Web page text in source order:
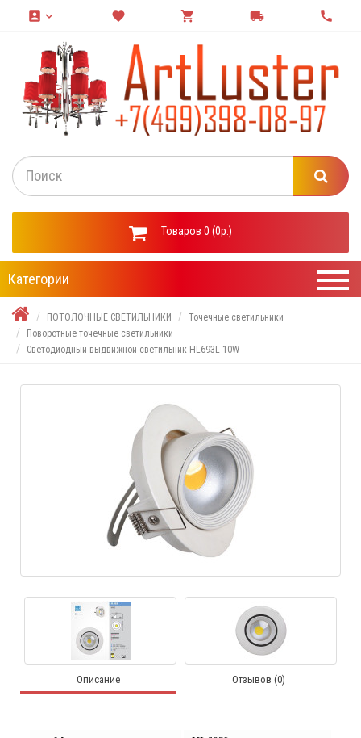
account_box keyboard_arrow_down favorite shopping_cart local_shipping call
Товаров 0 (0р.)
Категории
ПОТОЛОЧНЫЕ СВЕТИЛЬНИКИ
Точечные светильники
Поворотные точечные светильники
Светодиодный выдвижной светильник HL693L-10W
Описание Отзывов (0)